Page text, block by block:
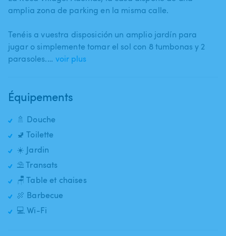
amplia zona de parking en la misma calle.
Tenéis a vuestra disposición un amplio jardín para
jugar o simplemente tomar el sol con 8 tumbonas y 2
parasoles.… voir plus
Équipements
🚿 Douche
🚽 Toilette
☀️ Jardin
⛱️ Transats
🪑 Table et chaises
🍖 Barbecue
💻 Wi-Fi